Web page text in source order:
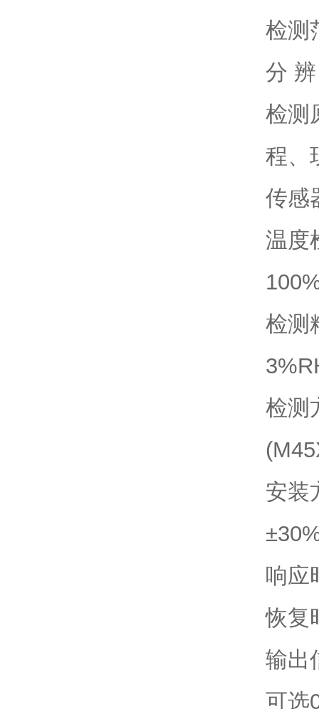
检测
分
检测
程、
传感
温度
检测
检测
安装
响应
恢复
输出
可选